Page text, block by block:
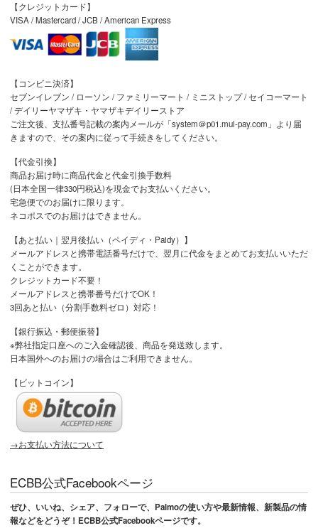
【クレジットカード】
VISA / Mastercard / JCB / American Express
【コンビニ決済】
セブンイレブン / ローソン / ファミリーマート / ミニストップ / セイコーマート
/ デイリーヤマザキ・ヤマザキデイリーストア
ご注文後、支払番号記載の案内メールが「system＠p01.mul-pay.com」より届
きますので、その案内に従って手続きをしてください。
【代金引換】
商品お届け時に商品代金と代金引換手数料
(日本全国一律330円税込)を現金でお支払いください。
宅急便でのお届けに限ります。
ネコポスでのお届けはできません。
【あと払い｜翌月後払い（ペイディ・Paidy）】
メールアドレスと携帯電話番号だけで、翌月に代金をまとめてお支払いいただ
くことができます。
クレジットカード不要！
メールアドレスと携帯番号だけでOK！
3回あと払い（分割手数料ゼロ）対応！
【銀行振込・郵便振替】
※弊社指定口座へのご入金確認後、商品を発送致します。
日本国外へのお届けの場合はご利用できません。
【ビットコイン】
→お支払い方法について
ECBB公式Facebookページ
ぜひ、いいね、シェア、フォローで、Palmoの使い方や最新情報、新製品の情
報などをどうぞ！ECBB公式Facebookページです。